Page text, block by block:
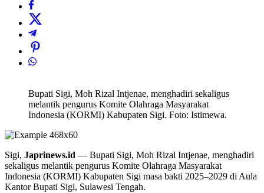
Bupati Sigi, Moh Rizal Intjenae, menghadiri sekaligus
melantik pengurus Komite Olahraga Masyarakat
Indonesia (KORMI) Kabupaten Sigi. Foto: Istimewa.
Sigi, Japrinews.id — Bupati Sigi, Moh Rizal Intjenae, menghadiri
sekaligus melantik pengurus Komite Olahraga Masyarakat
Indonesia (KORMI) Kabupaten Sigi masa bakti 2025–2029 di Aula
Kantor Bupati Sigi, Sulawesi Tengah.